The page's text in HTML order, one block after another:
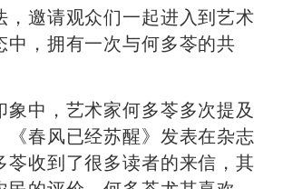
，邀请观众们一起进入到艺术
中，拥有一次与何多苓的共
象中，艺术家何多苓多次提及
《春风已经苏醒》发表在杂志
苓收到了很多读者的来信，其